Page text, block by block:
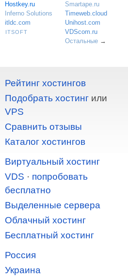
Hostkey.ru
Inferno Solutions
itldc.com
ITSOFT
Smartape.ru
Timeweb.cloud
Unihost.com
VDScom.ru
Остальные→
Рейтинг хостингов
Подобрать хостинг или
VPS
Сравнить отзывы
Каталог хостингов
Виртуальный хостинг
VDS · попробовать
бесплатно
Выделенные сервера
Облачный хостинг
Бесплатный хостинг
Россия
Украина